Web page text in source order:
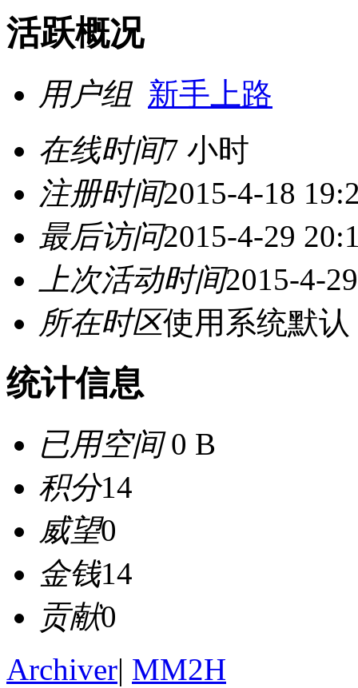
活跃概况
用户组 新手上路
在线时间7 小时
注册时间2015-4-18
最后访问2015-4-29
上次活动时间2015-4-
所在时区使用系统默认
统计信息
已用空间0 B
积分14
威望0
金钱14
贡献0
Archiver| MM2H